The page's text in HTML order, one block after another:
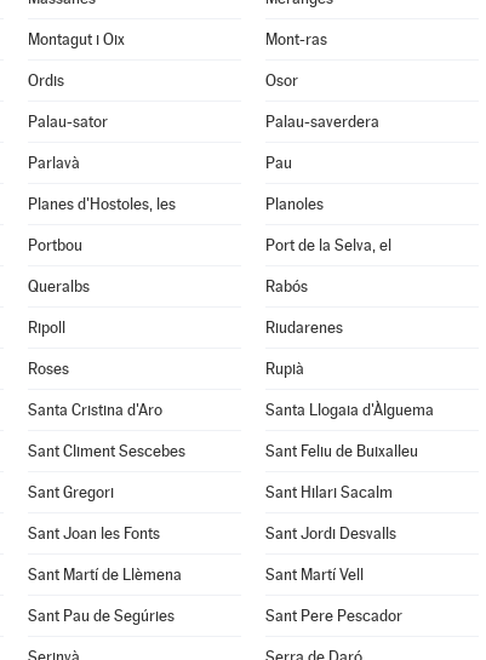
Montagut i Oix Mont-ras
Ordis Osor
Palau-sator Palau-saverdera
Parlavà Pau
Planes d'Hostoles, les Planoles
Portbou Port de la Selva, el
Queralbs Rabós
Ripoll Riudarenes
Roses Rupià
Santa Cristina d'Aro Santa Llogaia d'Àlguema
Sant Climent Sescebes Sant Feliu de Buixalleu
Sant Gregori Sant Hilari Sacalm
Sant Joan les Fonts Sant Jordi Desvalls
Sant Martí de Llèmena Sant Martí Vell
Sant Pau de Segúries Sant Pere Pescador